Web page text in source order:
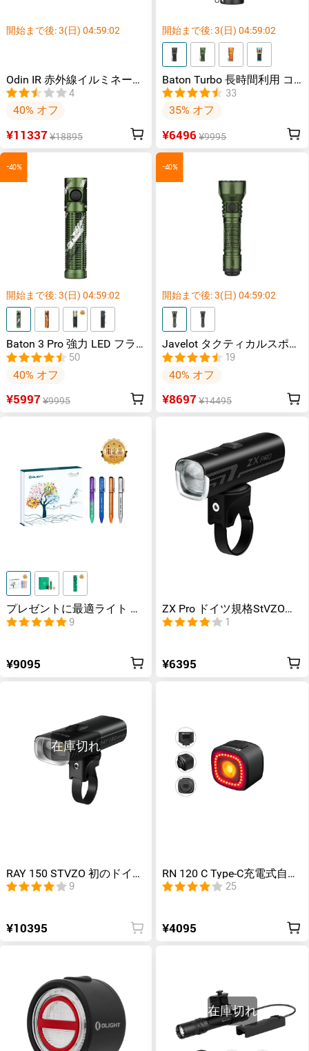
開始まで後:3(日) 04:59:02
Odin IR 赤外線イルミネータ
ータクティカルライト
4
40% オフ
¥11337¥18895
開始まで後: 3(日)04:59:02
Baton Turbo 長時間利用 コ
ンパクトな懐中電灯
33
35% オフ
¥6496 ¥9995
-40%
開始まで後:3(日) 04:59:02
Baton 3 Pro 強力 LED フラ
ッシュライト50
40% オフ
¥5997¥9995
-40%
開始まで後: 3(日)04:59:02
Javelot タクティカルスポッ
トライト 防災 1350ルーメ
ン
19
40% オフ
¥8697 ¥14495
プレゼントに最適ライト ペ
ン ギフト
9
¥9095
ZX Pro ドイツ規格StVZO承
認バイクライト
1
¥6395
在庫切れ
RAY 150 STVZO 初のドイツ
規格StVZO承認バイクライ
ト
9
¥10395
RN 120 C Type-C充電式自転
車テールライト
25
¥4095
在庫切れ